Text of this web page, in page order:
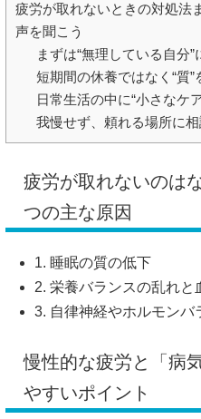
疲労が取れないときの対処法
声を聞こう
まずは“無理している自分
短期間の休養ではなく“質”
日常生活の中に“小さなケ
我慢せず、頼れる場所に相
疲労が取れないのは
つの主な原因
1. 睡眠の質の低下
2. 栄養バランスの乱れと
3. 自律神経やホルモンバ
慢性的な疲労と「病
やすいポイント